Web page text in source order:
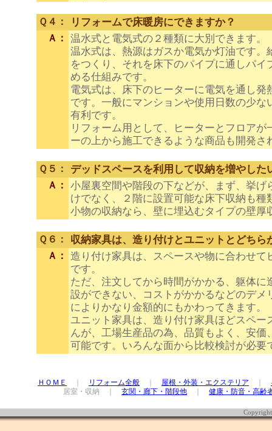
Ｑ４： リフォームで床暖房にできますか？
Ａ：
温水式と電気式の２種類に大別できます。
温水式は、熱源はガスか電気か灯油です。
をつくり、それを床下のパイプに通しパイ
める仕組みです。
電気式は、床下のヒーターに電気を通し発
です。一般にマンションや使用日数の少な
有利です。
リフォーム用として、ヒーターとフロアが
ーの上から施工できるような商品も開発さ
Ｑ５： デッドスペースを利用して収納を増やした
Ａ：
小屋裏空間や階段の下などが、まず、挙げ
けでなく、２階に設置可能な床下収納も種
小物の収納なら、壁に埋込むタイプの壁厚
Ｑ６： 収納家具は、造り付けとユニットとどちら
Ａ：
造り付け家具は、スペースや物に合わせて
です。
ただ、注文してから時間がかかる、躯体に
設ができない、コストがかかるなどのデメ
によりかなり金額的にもかわってきます。
ユニット家具は、造り付け家具ほどスペー
んが、工場生産品の為、品質もよく、安価
可能です。いろんな面から比較検討が必要
ＨＯＭＥ リフォーム全般 屋根・外装・エクステリア
居室・収納 ｜ 玄関・廊下・階段他 健康・防音・高齢